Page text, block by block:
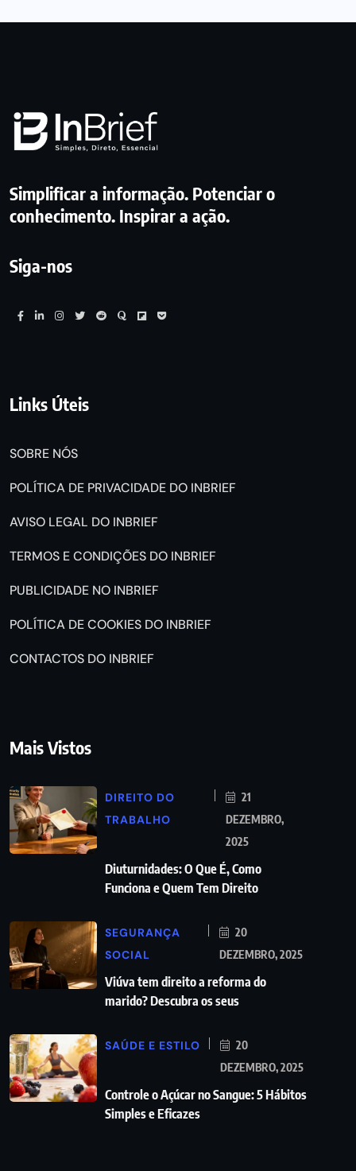
Simplificar a informação. Potenciar o
conhecimento. Inspirar a ação.
Siga-nos
Links Úteis
SOBRE NÓS
POLÍTICA DE PRIVACIDADE DO INBRIEF
AVISO LEGAL DO INBRIEF
TERMOS E CONDIÇÕES DO INBRIEF
PUBLICIDADE NO INBRIEF
POLÍTICA DE COOKIES DO INBRIEF
CONTACTOS DO INBRIEF
Mais Vistos
DIREITO DO
TRABALHO
21
DEZEMBRO,
2025
Diuturnidades: O Que É, Como
Funciona e Quem Tem Direito
SEGURANÇA
SOCIAL
20
DEZEMBRO, 2025
Viúva tem direito a reforma do
marido? Descubra os seus
SAÚDE E ESTILO
20
DEZEMBRO, 2025
Controle o Açúcar no Sangue: 5 Hábitos
Simples e Eficazes